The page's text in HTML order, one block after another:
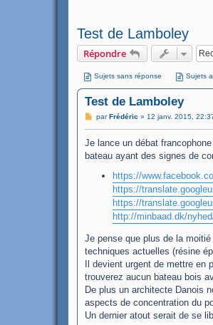
Test de Lamboley
Répondre
Sujets sans réponse Sujets
Test de Lamboley
M
s
g
parFrédéric » 12 janv. 2015,
Je lance un débat
bateau ayant des signes de
https://
https://
https://
http://minbaad.dk/
Je pense que plus de la
techniques actuelles (résine
Il devient urgent de mettre
trouverez aucun bateau bois
De plus un architecte Danois
aspects de concentration du
Un dernier atout serait de se